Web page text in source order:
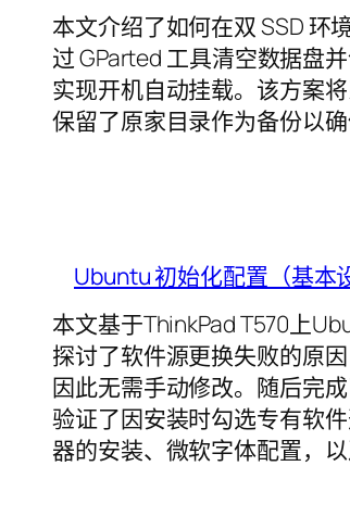
本文介绍了如何在双 SSD 环
过 GParted 工具清空数据盘
实现开机自动挂载。该方案
保留了原家目录作为备份以确
Ubuntu 初始化配置（基本
本文基于ThinkPad T570上
探讨了软件源更换失败的原
因此无需手动修改。随后完
验证了因安装时勾选专有软
器的安装、微软字体配置，